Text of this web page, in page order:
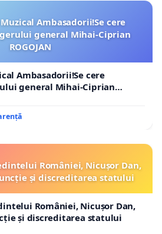
Ambasadorii!Se cere
general Mihai-Ciprian
ROGOJAN
Ambasadorii!Se cere
general Mihai-Ciprian
României, Nicușor Dan,
și discreditarea statului
României, Nicușor Dan,
și discreditarea statului